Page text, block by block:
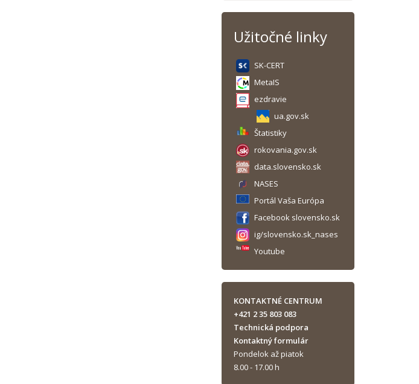
Užitočné linky
SK-CERT
MetaIS
ezdravie
ua.gov.sk
Štatistiky
rokovania.gov.sk
data.slovensko.sk
NASES
Portál Vaša Európa
Facebook slovensko.sk
ig/slovensko.sk_nases
Youtube
KONTAKTNÉ CENTRUM
+421 2 35 803 083
Technická podpora
Kontaktný formulár
Pondelok až piatok
8.00 - 17.00 h